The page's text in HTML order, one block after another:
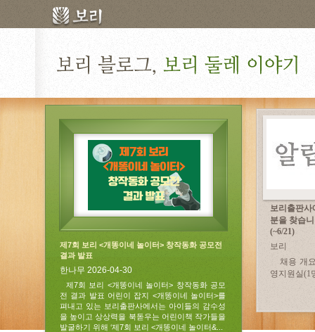
제7회 보리 <개똥이네 놀이터> 창작동화 공모전
결과 발표
한나무 2026-04-30
제7회 보리 <개똥이네 놀이터> 창작동화 공모
전 결과 발표 어린이 잡지 <개똥이네 놀이터>를
펴내고 있는 보리출판사에서는 아이들의 감수성
을 높이고 상상력을 북돋우는 어린이책 작가들을
발굴하기 위해 ‘제7회 보리 <개똥이네 놀이터&...
보리출판사
분을 찾습
(~6/21)
보리
채용 개
영지원실(1